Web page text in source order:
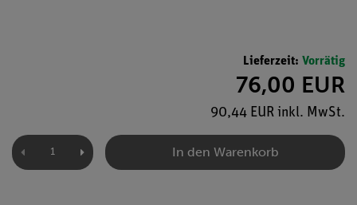
Lieferzeit: Vorrätig
76,00 EUR
90,44 EUR inkl. MwSt.
In den Warenkorb